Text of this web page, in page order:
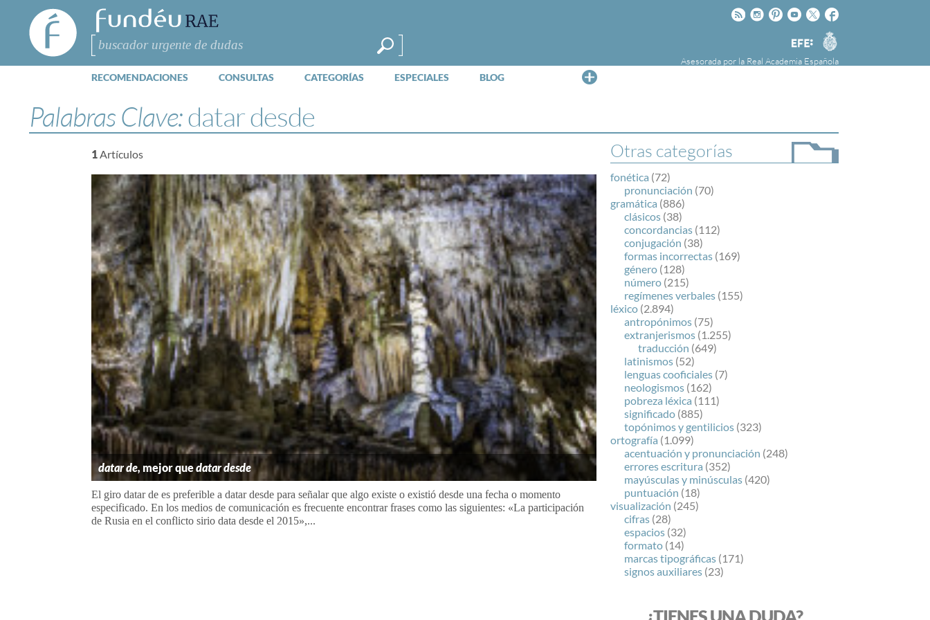
FundéuRAE
- Fundación
del Español
Urgente
Buscar
Facebook
Twitter
Youtube
Pinteres
Instagram
Rss
Agencia
EFE
Asesorada por la Real Academia Española
RECOMENDACIONES CONSULTAS CATEGORÍAS ESPECIALES BLOG
la Agencia Efe y la Real Academia Española,
cuyo objetivo es colaborar con el buen uso del
español en los medios de comunicación y en
Internet.
Palabras Clave:datar desde
Otras categorías
fonética (72)
pronunciación (70)
gramática (886)
clásicos (38)
concordancias (112)
conjugación (38)
formas incorrectas (169)
género (128)
número (215)
regímenes verbales (155)
léxico (2.894)
antropónimos (75)
extranjerismos (1.255)
traducción (649)
latinismos (52)
lenguas cooficiales (7)
neologismos (162)
pobreza léxica (111)
significado (885)
topónimos y gentilicios (323)
ortografía (1.099)
acentuación y pronunciación (248)
errores escritura (352)
mayúsculas y minúsculas (420)
puntuación (18)
visualización (245)
cifras (28)
espacios (32)
formato (14)
marcas tipográficas (171)
signos auxiliares (23)
1Artículos
datar de, mejor quedatar desde
El giro datar de es preferible a datar desde para señalar que algo existe o existió desde una fecha o momento
especificado. En los medios de comunicación es frecuente encontrar frases como las siguientes: «La participación
de Rusia en el conflicto sirio data desde el 2015»,...
¿TIENES UNA DUDA?